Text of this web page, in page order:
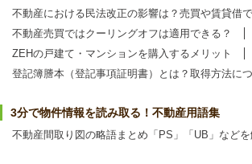
不動産における民法改正の影響は？売買や賃貸借
不動産売買ではクーリングオフは適用できる？
ZEHの戸建て・マンションを購入するメリット
登記簿謄本（登記事項証明書）とは？取得方法に
3分で物件情報を読み取る！不動産用語集
不動産間取り図の略語まとめ「PS」「UB」などを